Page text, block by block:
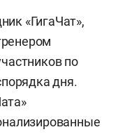
«ГигаЧат»,
по
дня.